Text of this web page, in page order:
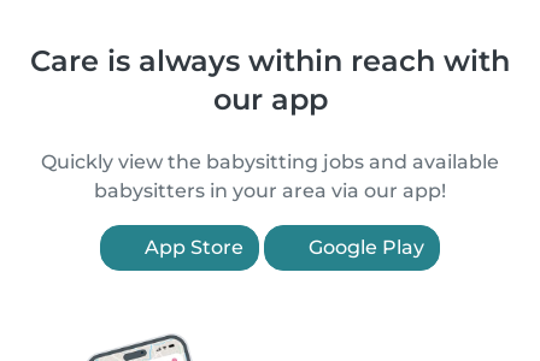
Care is always within reach with
our app
Quickly view the babysitting jobs and available
babysitters in your area via our app!
App Store Google Play